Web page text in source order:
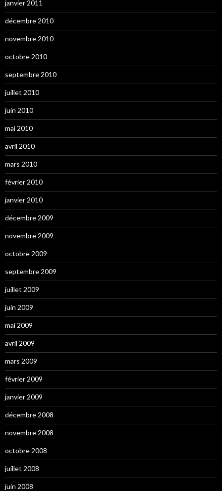
janvier 2011
décembre 2010
novembre 2010
octobre 2010
septembre 2010
juillet 2010
juin 2010
mai 2010
avril 2010
mars 2010
février 2010
janvier 2010
décembre 2009
novembre 2009
octobre 2009
septembre 2009
juillet 2009
juin 2009
mai 2009
avril 2009
mars 2009
février 2009
janvier 2009
décembre 2008
novembre 2008
octobre 2008
juillet 2008
juin 2008